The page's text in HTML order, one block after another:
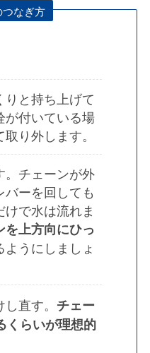
なぎ方
りと持ち上げて
が付いている場
り外します。
。チェーンが外
ーを回しても
で水は流れま
を上方向にひっ
ようにしましょ
直す。 チェー
くらいが理想的